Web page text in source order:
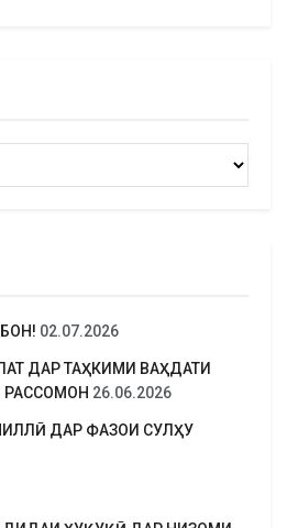
02.07.2026
ДАР ТАҲКИМИ ВАҲДАТИ
РАССОМОН 26.06.2026
ДАР ФАЗОИ СУЛҲУ